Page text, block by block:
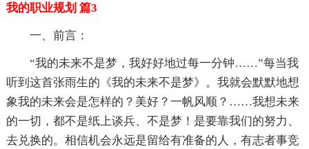
我的职业规划 篇3
一、前言：
“我的未来不是梦，我好好地过每一分钟……”每当我
听到这首张雨生的《我的未来不是梦》。我就会默默地想
象我的未来会是怎样的？美好？一帆风顺？……我想未来
的一切，都不是纸上谈兵、不是梦！是要靠我们的努力、
去兑换的。相信机会永远是留给有准备的人，有志者事竞